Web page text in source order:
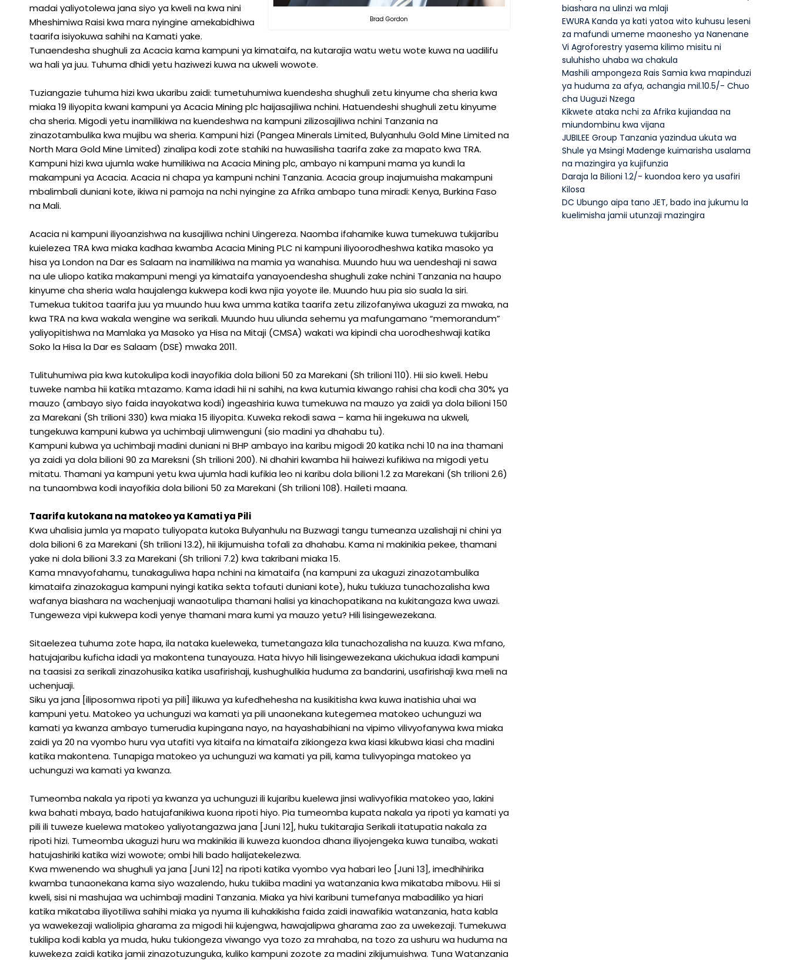
Brad Gordon
madai yaliyotolewa jana siyo ya kweli na kwa nini
Mheshimiwa Raisi kwa mara nyingine amekabidhiwa
taarifa isiyokuwa sahihi na Kamati yake.
Tunaendesha shughuli za Acacia kama kampuni ya kimataifa, na kutarajia watu wetu wote kuwa na uadilifu
wa hali ya juu. Tuhuma dhidi yetu haziwezi kuwa na ukweli wowote.
Tuziangazie tuhuma hizi kwa ukaribu zaidi: tumetuhumiwa kuendesha shughuli zetu kinyume cha sheria kwa
miaka 19 iliyopita kwani kampuni ya Acacia Mining plc haijasajiliwa nchini. Hatuendeshi shughuli zetu kinyume
cha sheria. Migodi yetu inamilikiwa na kuendeshwa na kampuni zilizosajiliwa nchini Tanzania na
zinazotambulika kwa mujibu wa sheria. Kampuni hizi (Pangea Minerals Limited, Bulyanhulu Gold Mine Limited na
North Mara Gold Mine Limited) zinalipa kodi zote stahiki na huwasilisha taarifa zake za mapato kwa TRA.
Kampuni hizi kwa ujumla wake humilikiwa na Acacia Mining plc, ambayo ni kampuni mama ya kundi la
makampuni ya Acacia. Acacia ni chapa ya kampuni nchini Tanzania. Acacia group inajumuisha makampuni
mbalimbali duniani kote, ikiwa ni pamoja na nchi nyingine za Afrika ambapo tuna miradi: Kenya, Burkina Faso
na Mali.
Acacia ni kampuni iliyoanzishwa na kusajiliwa nchini Uingereza. Naomba ifahamike kuwa tumekuwa tukijaribu
kuielezea TRA kwa miaka kadhaa kwamba Acacia Mining PLC ni kampuni iliyoorodheshwa katika masoko ya
hisa ya London na Dar es Salaam na inamilikiwa na mamia ya wanahisa. Muundo huu wa uendeshaji ni sawa
na ule uliopo katika makampuni mengi ya kimataifa yanayoendesha shughuli zake nchini Tanzania na haupo
kinyume cha sheria wala haujalenga kukwepa kodi kwa njia yoyote ile. Muundo huu pia sio suala la siri.
Tumekua tukitoa taarifa juu ya muundo huu kwa umma katika taarifa zetu zilizofanyiwa ukaguzi za mwaka, na
kwa TRA na kwa wakala wengine wa serikali. Muundo huu uliunda sehemu ya mafungamano “memorandum”
yaliyopitishwa na Mamlaka ya Masoko ya Hisa na Mitaji (CMSA) wakati wa kipindi cha uorodheshwaji katika
Soko la Hisa la Dar es Salaam (DSE) mwaka 2011.
Tulituhumiwa pia kwa kutokulipa kodi inayofikia dola bilioni 50 za Marekani (Sh trilioni 110). Hii sio kweli. Hebu
tuweke namba hii katika mtazamo. Kama idadi hii ni sahihi, na kwa kutumia kiwango rahisi cha kodi cha 30% ya
mauzo (ambayo siyo faida inayokatwa kodi) ingeashiria kuwa tumekuwa na mauzo ya zaidi ya dola bilioni 150
za Marekani (Sh trilioni 330) kwa miaka 15 iliyopita. Kuweka rekodi sawa – kama hii ingekuwa na ukweli,
tungekuwa kampuni kubwa ya uchimbaji ulimwenguni (sio madini ya dhahabu tu).
Kampuni kubwa ya uchimbaji madini duniani ni BHP ambayo ina karibu migodi 20 katika nchi 10 na ina thamani
ya zaidi ya dola bilioni 90 za Mareksni (Sh trilioni 200). Ni dhahiri kwamba hii haiwezi kufikiwa na migodi yetu
mitatu. Thamani ya kampuni yetu kwa ujumla hadi kufikia leo ni karibu dola bilioni 1.2 za Marekani (Sh trilioni 2.6)
na tunaombwa kodi inayofikia dola bilioni 50 za Marekani (Sh trilioni 108). Haileti maana.
Taarifa kutokana na matokeo ya Kamati ya Pili
Kwa uhalisia jumla ya mapato tuliyopata kutoka Bulyanhulu na Buzwagi tangu tumeanza uzalishaji ni chini ya
dola bilioni 6 za Marekani (Sh trilioni 13.2), hii ikijumuisha tofali za dhahabu. Kama ni makinikia pekee, thamani
yake ni dola bilioni 3.3 za Marekani (Sh trilioni 7.2) kwa takribani miaka 15.
Kama mnavyofahamu, tunakaguliwa hapa nchini na kimataifa (na kampuni za ukaguzi zinazotambulika
kimataifa zinazokagua kampuni nyingi katika sekta tofauti duniani kote), huku tukiuza tunachozalisha kwa
wafanya biashara na wachenjuaji wanaotulipa thamani halisi ya kinachopatikana na kukitangaza kwa uwazi.
Tungeweza vipi kukwepa kodi yenye thamani mara kumi ya mauzo yetu? Hili lisingewezekana.
Sitaelezea tuhuma zote hapa, ila nataka kueleweka, tumetangaza kila tunachozalisha na kuuza. Kwa mfano,
hatujajaribu kuficha idadi ya makontena tunayouza. Hata hivyo hili lisingewezekana ukichukua idadi kampuni
na taasisi za serikali zinazohusika katika usafirishaji, kushughulikia huduma za bandarini, usafirishaji kwa meli na
uchenjuaji.
Siku ya jana [iliposomwa ripoti ya pili] ilikuwa ya kufedhehesha na kusikitisha kwa kuwa inatishia uhai wa
kampuni yetu. Matokeo ya uchunguzi wa kamati ya pili unaonekana kutegemea matokeo uchunguzi wa
kamati ya kwanza ambayo tumerudia kupingana nayo, na hayashabihiani na vipimo vilivyofanywa kwa miaka
zaidi ya 20 na vyombo huru vya utafiti vya kitaifa na kimataifa zikiongeza kwa kiasi kikubwa kiasi cha madini
katika makontena. Tunapiga matokeo ya uchunguzi wa kamati ya pili, kama tulivyopinga matokeo ya
uchunguzi wa kamati ya kwanza.
Tumeomba nakala ya ripoti ya kwanza ya uchunguzi ili kujaribu kuelewa jinsi walivyofikia matokeo yao, lakini
kwa bahati mbaya, bado hatujafanikiwa kuona ripoti hiyo. Pia tumeomba kupata nakala ya ripoti ya kamati ya
pili ili tuweze kuelewa matokeo yaliyotangazwa jana [Juni 12], huku tukitarajia Serikali itatupatia nakala za
ripoti hizi. Tumeomba ukaguzi huru wa makinikia ili kuweza kuondoa dhana iliyojengeka kuwa tunaiba, wakati
hatujashiriki katika wizi wowote; ombi hili bado halijatekelezwa.
Kwa mwenendo wa shughuli ya jana [Juni 12] na ripoti katika vyombo vya habari leo [Juni 13], imedhihirika
kwamba tunaonekana kama siyo wazalendo, huku tukiiba madini ya watanzania kwa mikataba mibovu. Hii si
kweli, sisi ni mashujaa wa uchimbaji madini Tanzania. Miaka ya hivi karibuni tumefanya mabadiliko ya hiari
katika mikataba iliyotiliwa sahihi miaka ya nyuma ili kuhakikisha faida zaidi inawafikia watanzania, hata kabla
ya wawekezaji waliolipia gharama za migodi hii kujengwa, hawajalipwa gharama zao za uwekezaji. Tumekuwa
tukilipa kodi kabla ya muda, huku tukiongeza viwango vya tozo za mrahaba, na tozo za ushuru wa huduma na
kuwekeza zaidi katika jamii zinazotuzunguka, kuliko kampuni zozote za madini zikijumuishwa. Tuna Watanzania
biashara na ulinzi wa mlaji
EWURA Kanda ya kati yatoa wito kuhusu leseni
za mafundi umeme maonesho ya Nanenane
Vi Agroforestry yasema kilimo misitu ni
suluhisho uhaba wa chakula
Mashili ampongeza Rais Samia kwa mapinduzi
ya huduma za afya, achangia mil.10.5/- Chuo
cha Uuguzi Nzega
Kikwete ataka nchi za Afrika kujiandaa na
miundombinu kwa vijana
JUBILEE Group Tanzania yazindua ukuta wa
Shule ya Msingi Madenge kuimarisha usalama
na mazingira ya kujifunzia
Daraja la Bilioni 1.2/- kuondoa kero ya usafiri
Kilosa
DC Ubungo aipa tano JET, bado ina jukumu la
kuelimisha jamii utunzaji mazingira